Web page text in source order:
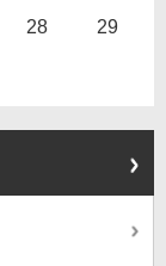
28 29